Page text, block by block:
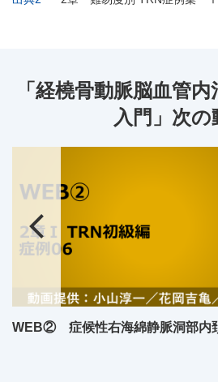
「経橈骨動脈脳血管
入門」次の
WEB② 症候性右海綿静脈洞部内